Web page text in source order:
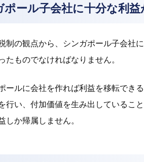
ポール子会社に十分な利
制の観点から、シンガポール子会社
たものでなければなりません。
ールに会社を作れば利益を移転でき
行い、付加価値を生み出しているこ
しか帰属しません。